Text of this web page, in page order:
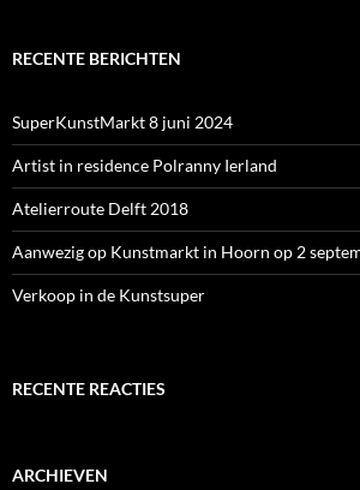
RECENTE BERICHTEN
SuperKunstMarkt 8 juni 2024
Artist in residence Polranny Ierland
Atelierroute Delft 2018
Aanwezig op Kunstmarkt in Hoorn op 2
Verkoop in de Kunstsuper
RECENTE REACTIES
ARCHIEVEN